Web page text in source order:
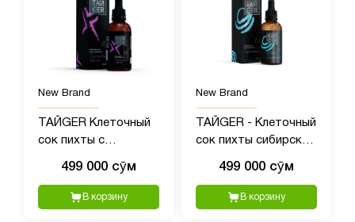
New Brand
ТАЙGER Клеточный
сок пихты с
499 000 сӯм
В корзину
New Brand
ТАЙGER - Клеточный
сок пихты сибирской
499 000 сӯм
В корзину